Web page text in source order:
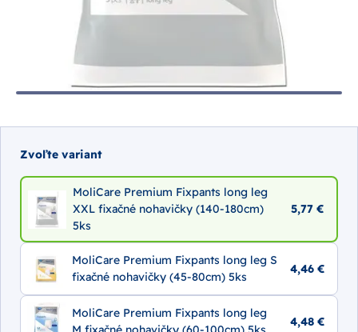
Zvoľte variant
MoliCare Premium Fixpants long leg
XXL fixačné nohavičky (140-180cm)
5ks
5,77 €
MoliCare Premium Fixpants long leg S
fixačné nohavičky (45-80cm) 5ks
4,46 €
MoliCare Premium Fixpants long leg
4,48 €